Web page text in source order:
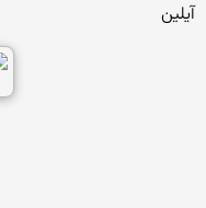
آیلین